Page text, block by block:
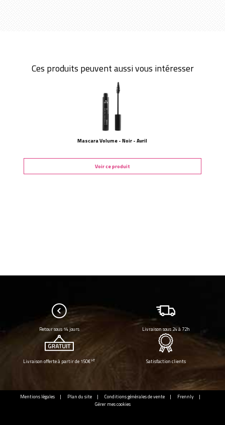
Ces produits peuvent aussi vous intéresser
Mascara Volume - Noir - Avril
Voir ce produit
Retour sous 14 jours Livraison sous 24 à 72h
Livraison offerte à partir de 150€HT Satisfaction clients
Mentions légales Plan du site Conditions générales de vente
Frennly
Gérer mes cookies